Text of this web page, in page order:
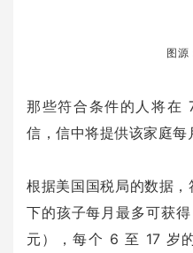
图源
那些符合条件的人将在
信，信中将提供该家庭每
根据美国国税局的数据
下的孩子每月最多可获
元），每个 6 至 17 岁